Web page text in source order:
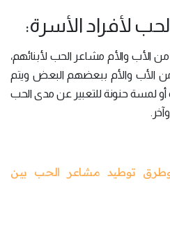
والأم مشاعر الحب لأبنائهم،
الأب والأم ببعضهم البعض ويتم
أو لمسة حنونة للتعبير عن مدى الحب
وطرق توطيد مشاعر الحب بين